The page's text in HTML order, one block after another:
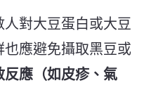
人對大豆蛋白或大豆
應避免攝取黑豆或
反應（如皮疹、氣